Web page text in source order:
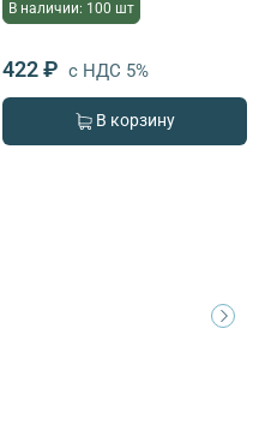
В наличии: 100 шт
422 ₽ с НДС 5%
В корзину